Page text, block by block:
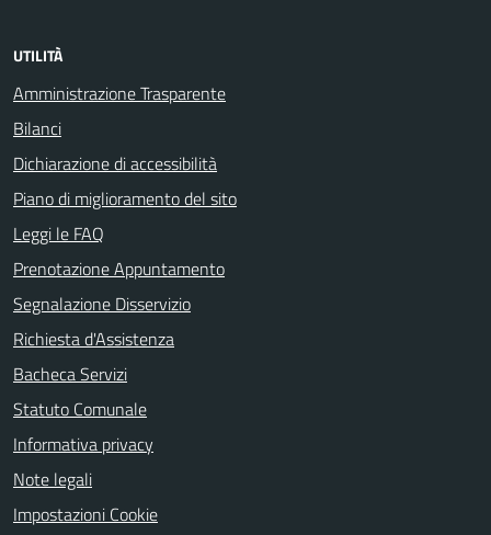
UTILITÀ
Amministrazione Trasparente
Bilanci
Dichiarazione di accessibilità
Piano di miglioramento del sito
Leggi le FAQ
Prenotazione Appuntamento
Segnalazione Disservizio
Richiesta d'Assistenza
Bacheca Servizi
Statuto Comunale
Informativa privacy
Note legali
Impostazioni Cookie